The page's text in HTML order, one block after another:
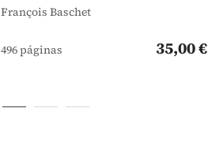
François Baschet
496 páginas 35,00 €